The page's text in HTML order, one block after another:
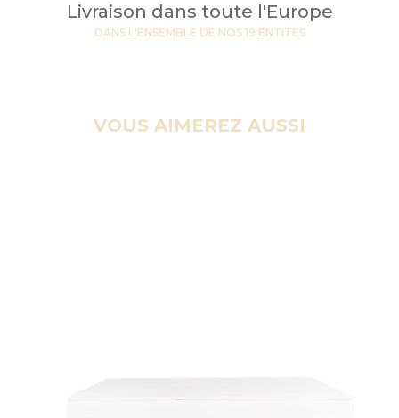
Livraison dans toute l'Europe
DANS L'ENSEMBLE DE NOS 19 ENTITES
VOUS AIMEREZ AUSSI